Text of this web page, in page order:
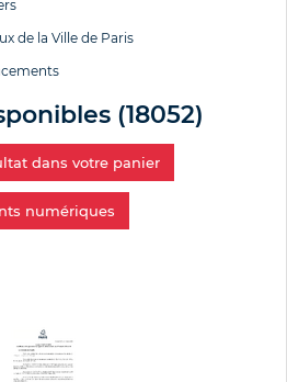
de la Ville de Paris
(18052)
dans votre panier
numériques